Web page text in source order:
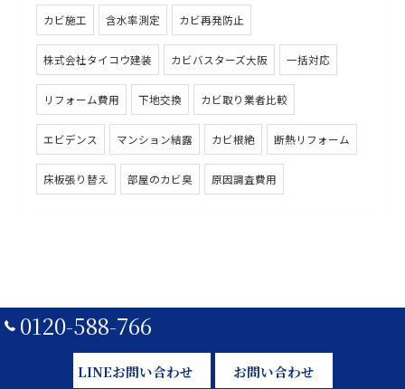
カビ施工 含水率測定 カビ再発防止
株式会社タイコウ建装 カビバスターズ大阪 一括対応
リフォーム費用 下地交換 カビ取り業者比較
エビデンス マンション結露 カビ根絶 断熱リフォーム
床板張り替え 部屋のカビ臭 原因調査費用
0120-588-766
LINEお問い合わせ お問い合わせ